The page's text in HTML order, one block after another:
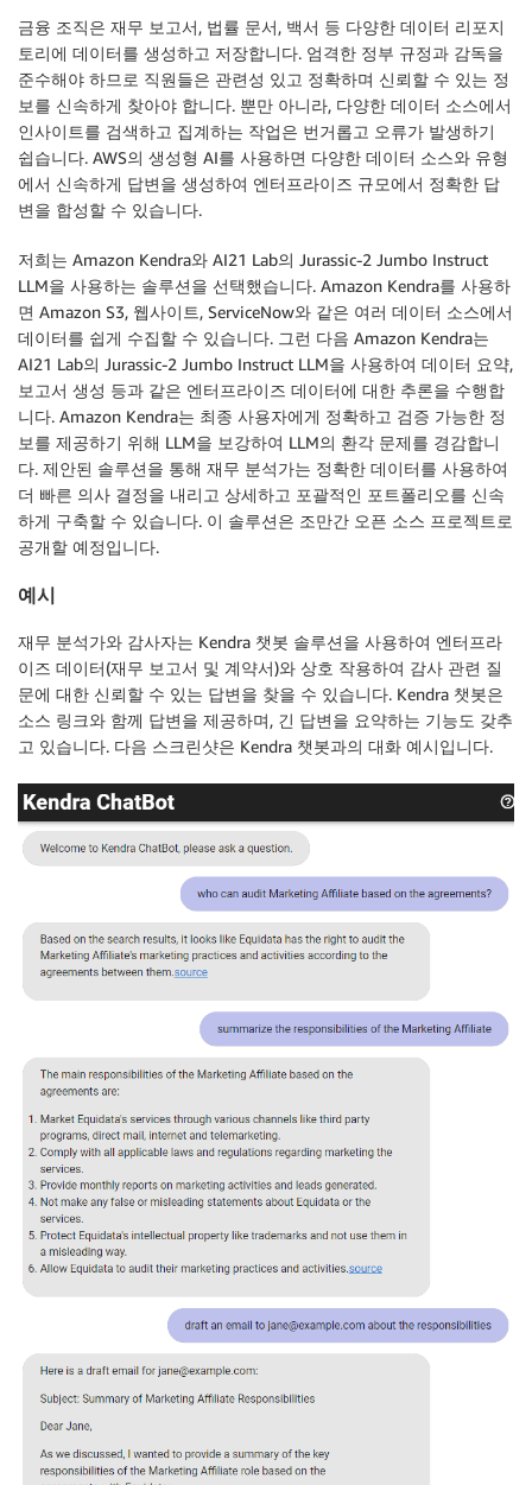
금융 조직은 재무 보고서, 법률 문서, 백서 등 다양한 데이터 리포지
토리에 데이터를 생성하고 저장합니다. 엄격한 정부 규정과 감독을
준수해야 하므로 직원들은 관련성 있고 정확하며 신뢰할 수 있는 정
보를 신속하게 찾아야 합니다. 뿐만 아니라, 다양한 데이터 소스에서
인사이트를 검색하고 집계하는 작업은 번거롭고 오류가 발생하기
쉽습니다. AWS의 생성형 AI를 사용하면 다양한 데이터 소스와 유형
에서 신속하게 답변을 생성하여 엔터프라이즈 규모에서 정확한 답
변을 합성할 수 있습니다.
저희는 Amazon Kendra와 AI21 Lab의 Jurassic-2 Jumbo Instruct
LLM을 사용하는 솔루션을 선택했습니다. Amazon Kendra를 사용하
면 Amazon S3, 웹사이트, ServiceNow와 같은 여러 데이터 소스에서
데이터를 쉽게 수집할 수 있습니다. 그런 다음 Amazon Kendra는
AI21 Lab의 Jurassic-2 Jumbo Instruct LLM을 사용하여 데이터 요약,
보고서 생성 등과 같은 엔터프라이즈 데이터에 대한 추론을 수행합
니다. Amazon Kendra는 최종 사용자에게 정확하고 검증 가능한 정
보를 제공하기 위해 LLM을 보강하여 LLM의 환각 문제를 경감합니
다. 제안된 솔루션을 통해 재무 분석가는 정확한 데이터를 사용하여
더 빠른 의사 결정을 내리고 상세하고 포괄적인 포트폴리오를 신속
하게 구축할 수 있습니다. 이 솔루션은 조만간 오픈 소스 프로젝트로
공개할 예정입니다.
예시
재무 분석가와 감사자는 Kendra 챗봇 솔루션을 사용하여 엔터프라
이즈 데이터(재무 보고서 및 계약서)와 상호 작용하여 감사 관련 질
문에 대한 신뢰할 수 있는 답변을 찾을 수 있습니다. Kendra 챗봇은
소스 링크와 함께 답변을 제공하며, 긴 답변을 요약하는 기능도 갖추
고 있습니다. 다음 스크린샷은 Kendra 챗봇과의 대화 예시입니다.